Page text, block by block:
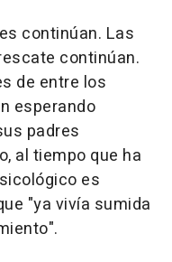
continúan. Las
continúan.
de entre los
esperando
padres
al tiempo que ha
es
"ya vivía sumida